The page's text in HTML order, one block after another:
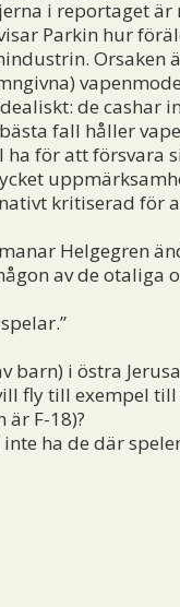
i reportaget
Parkin hur
de cashar
fall håller
för att försvara
kritiserad för
Helgegren
av de
i östra
fly till exempel till
F-18)?
ha de där